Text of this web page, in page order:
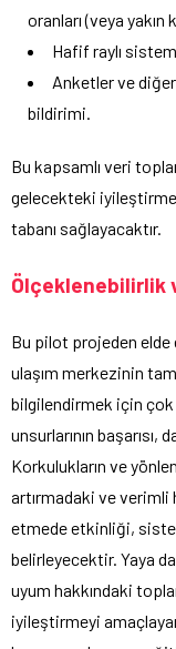
oranları (veya yakın
Hafif raylı
Anketler ve diğer
bildirimi.
Bu kapsamlı veri
gelecekteki
tabanı sağlayacaktır.
Ölçeklenebilirlik
Bu pilot projeden elde
ulaşım merkezinin
bilgilendirmek için
unsurlarının
Korkulukların ve
artırmadaki ve
etmede etkinliği,
belirleyecektir. Yaya
uyum hakkındaki
iyileştirmeyi